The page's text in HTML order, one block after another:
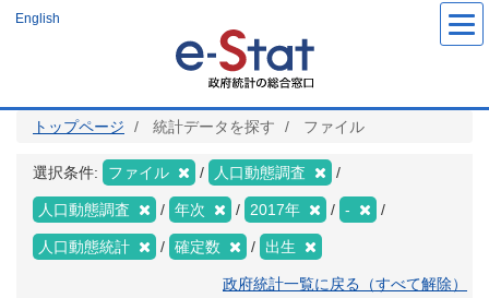
ツ
English
トップページ 統計データを探す ファイル
選択条件: ファイル 人口動態調査
人口動態調査 年次 2017年 -
人口動態統計 確定数 出生
政府統計一覧に戻る（すべて解除）